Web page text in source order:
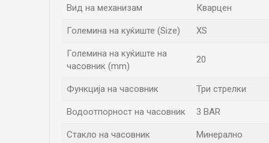
Вид на механизам Кварцен
Големина на куќиште (Size) XS
Големина на куќиште на
часовник (mm)
20
Функција на часовник Три стрелки
Водоотпорност на часовник 3 BAR
Стакло на часовник Минерално